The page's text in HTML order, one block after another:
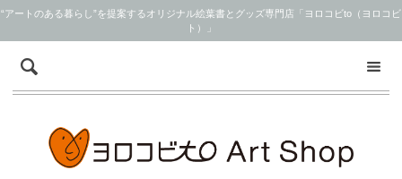
“アートのある暮らし”を提案するオリジナル絵葉書とグッズ専門店「ヨロコビto（ヨロコビ
ト）」